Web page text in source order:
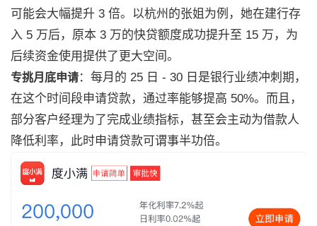
可能会大幅提升 3 倍。以杭州的张姐为例，她在建行存
入 5 万后，原本 3 万的快贷额度成功提升至 15 万，为
后续资金使用提供了更大空间。
专挑月底申请：每月的 25 日 - 30 日是银行业绩冲刺期，
在这个时间段申请贷款，通过率能够提高 50%。而且，
部分客户经理为了完成业绩指标，甚至会主动为借款人
降低利率，此时申请贷款可谓事半功倍。